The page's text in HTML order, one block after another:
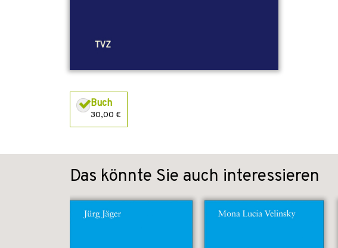
Buch
30,00 €
Das könnte Sie auch interessieren